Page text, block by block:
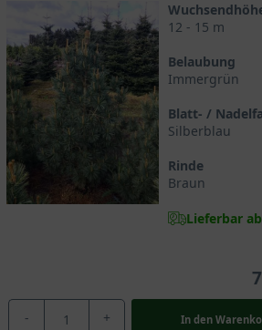
12 - 15 m
Belaubung
Immergrün
Blatt- /
Silberblau
Rinde
Braun
Lieferbar
- + In den